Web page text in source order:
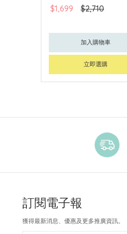
$1,699 $2,710
加入購物車
立即選購
訂閱電子報
獲得最新消息、優惠及更多推廣資訊。